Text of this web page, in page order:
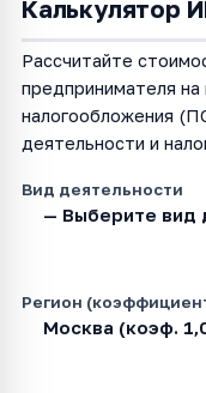
Калькулятор
Рассчитайте
предпринимателя
налогообложения
деятельности и
Вид деятельности
Регион